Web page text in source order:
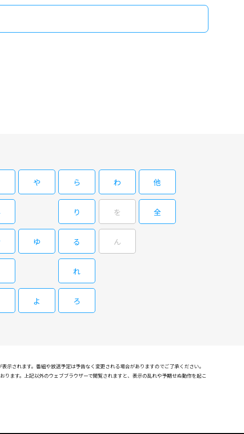
「文豪」ギャグスピンオフバラエティショーの第二幕が、オールスター
「文豪」ギャグスピンオフバラエティショーの第二幕が、オールスター
わん！２
「文豪」ギャグスピンオフバラエティショーの第二幕が、オールスター
や
ゆ
よ
ら
り
る
れ
ろ
わ
を
ん
他
全
されます。番組や放送予定は予告なく変更される場合がありますのでご了承ください。
ます。上記以外のウェブブラウザーで閲覧されますと、表示の乱れや予期せぬ動作を起こ